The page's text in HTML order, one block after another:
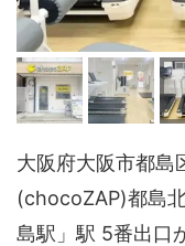
大阪府大阪市都島
(chocoZAP)都島
島駅」駅 5番出口